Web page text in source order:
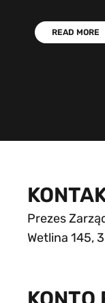
READ MORE
Prezes
Wetlina 145,